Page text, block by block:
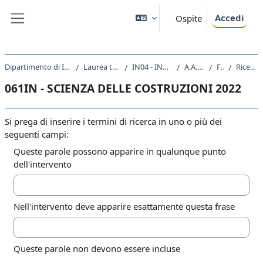
Ospite Accedi
Dipartimento di Ingegneria e Architettura Laurea triennale (DM270) IN04 - INGEGNERIA NAVALE A.A. 2022 - 2023 Forum Ricerca avanzata
061IN - SCIENZA DELLE COSTRUZIONI 2022
Si prega di inserire i termini di ricerca in uno o più dei
seguenti campi:
Queste parole possono apparire in qualunque punto
dell'intervento
Nell'intervento deve apparire esattamente questa frase
Queste parole non devono essere incluse